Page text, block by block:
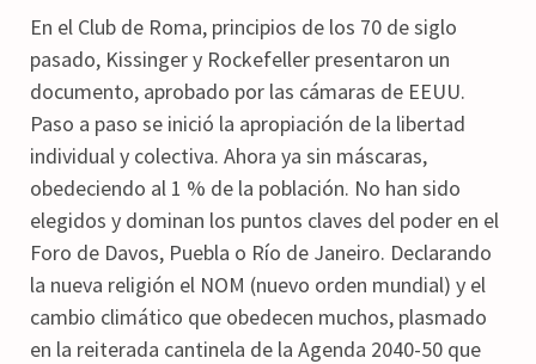
En el Club de Roma, principios de los 70 de siglo
pasado, Kissinger y Rockefeller presentaron un
documento, aprobado por las cámaras de EEUU.
Paso a paso se inició la apropiación de la libertad
individual y colectiva. Ahora ya sin máscaras,
obedeciendo al 1 % de la población. No han sido
elegidos y dominan los puntos claves del poder en el
Foro de Davos, Puebla o Río de Janeiro. Declarando
la nueva religión el NOM (nuevo orden mundial) y el
cambio climático que obedecen muchos, plasmado
en la reiterada cantinela de la Agenda 2040-50 que